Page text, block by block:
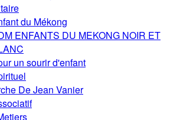
du Mékong
ENFANTS DU MEKONG NOIR ET
un sourir d'enfant
De Jean Vanier